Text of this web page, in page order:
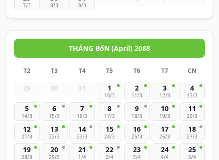
7/3 8/3 9/3
THÁNG BốN (April) 2088
T2 T3 T4 T5 T6 T7 CN
29 30 31 1
10/3
2
11/3
3
12/3
4
13/3
5
14/3
6
15/3
7
16/3
8
17/3
9
18/3
10
19/3
11
20/3
12
21/3
13
22/3
14
23/3
15
24/3
16
25/3
17
26/3
18
27/3
19
28/3
20
29/3
21
1/4
22
2/4
23
3/4
24
4/4
25
5/4